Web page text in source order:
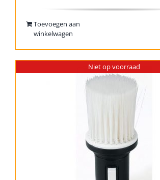
Toevoegen aan
winkelwagen
Niet op voorraad